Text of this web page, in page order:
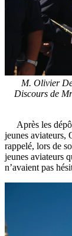
M.
Discours de Mr
Après les
jeunes aviateurs,
rappelé, lors de
jeunes aviateurs
n’avaient pas